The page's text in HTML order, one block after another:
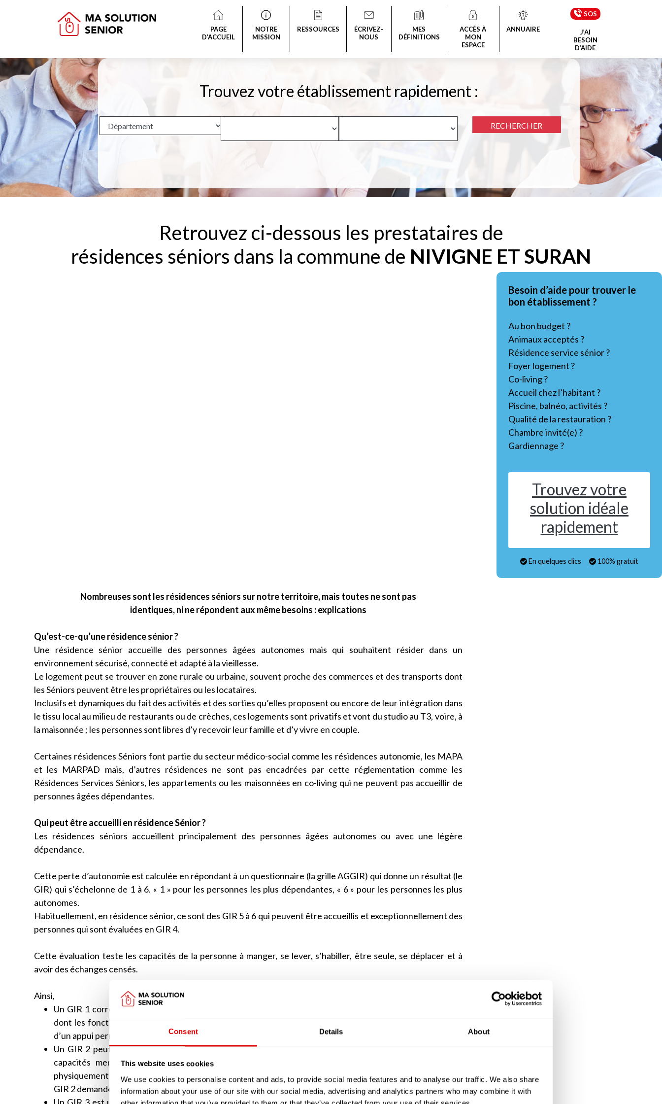
Consent Details About
This website uses cookies
We use cookies to personalise content and ads, to provide social media features and to analyse our traffic. We also share
information about your use of our site with our social media, advertising and analytics partners who may combine it with
PAGE
D’ACCUEIL
NOTRE
MISSION
RESSOURCES
ÉCRIVEZ-
NOUS
MES
DÉFINITIONS
ACCÈS À
MON
ESPACE
ANNUAIRE
SOS
J’AI
BESOIN
D’AIDE
Trouvez votre établissement rapidement :
RECHERCHER
Retrouvez ci-dessous les prestataires de
résidences séniors dans la commune de NIVIGNE ET SURAN
Besoin d’aide pour trouver le
bon établissement ?
Au bon budget ?
Animaux acceptés ?
Résidence service sénior ?
Foyer logement ?
Co-living ?
Accueil chez l’habitant ?
Piscine, balnéo, activités ?
Qualité de la restauration ?
Chambre invité(e) ?
Gardiennage ?
Trouvez votre
solution idéale
rapidement
En quelques clics 100% gratuit
Nombreuses sont les résidences séniors sur notre territoire, mais toutes ne sont pas
identiques, ni ne répondent aux même besoins : explications
Qu’est-ce-qu’une résidence sénior ?
Une résidence sénior accueille des personnes âgées autonomes mais qui souhaitent résider dans un
environnement sécurisé, connecté et adapté à la vieillesse.
Le logement peut se trouver en zone rurale ou urbaine, souvent proche des commerces et des transports dont
les Séniors peuvent être les propriétaires ou les locataires.
Inclusifs et dynamiques du fait des activités et des sorties qu’elles proposent ou encore de leur intégration dans
le tissu local au milieu de restaurants ou de crèches, ces logements sont privatifs et vont du studio au T3, voire, à
la maisonnée ; les personnes sont libres d’y recevoir leur famille et d’y vivre en couple.
Certaines résidences Séniors font partie du secteur médico-social comme les résidences autonomie, les MAPA
et les MARPAD mais, d’autres résidences ne sont pas encadrées par cette réglementation comme les
Résidences Services Séniors, les appartements ou les maisonnées en co-living qui ne peuvent pas accueillir de
personnes âgées dépendantes.
Qui peut être accueilli en résidence Sénior ?
Les résidences séniors accueillent principalement des personnes âgées autonomes ou avec une légère
dépendance.
Cette perte d’autonomie est calculée en répondant à un questionnaire (la grille AGGIR) qui donne un résultat (le
GIR) qui s’échelonne de 1 à 6. « 1 » pour les personnes les plus dépendantes, « 6 » pour les personnes les plus
autonomes.
Habituellement, en résidence sénior, ce sont des GIR 5 à 6 qui peuvent être accueillis et exceptionnellement des
personnes qui sont évaluées en GIR 4.
Cette évaluation teste les capacités de la personne à manger, se lever, s’habiller, être seule, se déplacer et à
avoir des échanges censés.
Ainsi,
Un GIR 1 correspondra bien souvent à une personne alitée ou assise en permanence dans un fauteuil et
dont les fonctions mentales sont malheureusement très altérées. Cette personne âgée devra bénéficier
d’un appui permanent.
Un GIR 2 peut correspondre, tout comme le GIR 1, à une personne alitée ou en fauteuil mais avec des
capacités mentales qui ne sont pas totalement altérées ou, à l’inverse, à une personne qui est
physiquement autonome mais dont les fonctions mentales sont altérées. La personne qui sera évaluée en
GIR 2 demandera, tout comme le GIR 1, une surveillance permanente.